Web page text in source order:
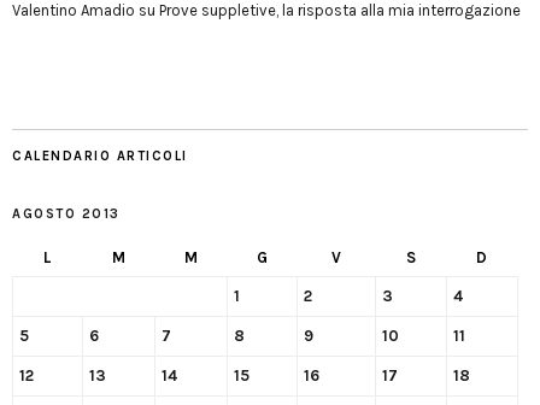
Valentino Amadio su Prove suppletive, la risposta alla mia interrogazione
CALENDARIO ARTICOLI
AGOSTO 2013
L M M G V S D
1 2 3 4
5 6 7 8 9 10 11
12 13 14 15 16 17 18